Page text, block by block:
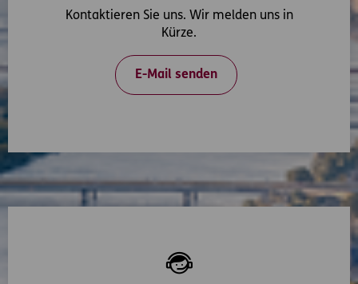
Kontaktieren Sie uns. Wir melden uns in
Kürze.
E-Mail senden